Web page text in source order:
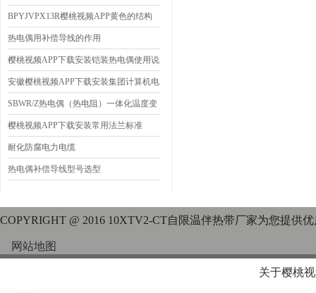
BPYJVPX13R樱桃视频APP黄色的结构
设计有更好的传输性能
热电偶用补偿导线的作用
樱桃视频APP下载安装铠装热电偶使用说
明
安徽樱桃视频APP下载安装集团计算机电
缆产品简介
SBWR/Z热电偶（热电阻）一体化温度变
送器选型资料
樱桃视频APP下载安装常用法兰标准
耐化防腐电力电缆
热电偶补偿导线型号选型
COPYRIGHT @ 2016 10XTV2-CT自限温伴热带厂家为您提供
网站地图
关于樱桃